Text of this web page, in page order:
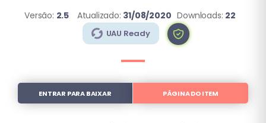
Versão: 2.5 Atualizado: 31/08/2020 Downloads: 22
UAU Ready
ENTRAR PARA BAIXAR PÁGINA DO ITEM